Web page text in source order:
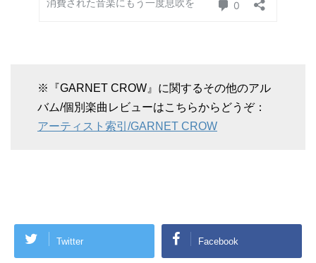
※『GARNET CROW』に関するその他のアル
バム/個別楽曲レビューはこちらからどうぞ：
アーティスト索引/GARNET CROW
Twitter Facebook